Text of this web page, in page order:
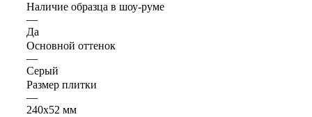
Наличие образца в шоу-руме
—
Да
Основной оттенок
—
Серый
Размер плитки
—
240x52 мм